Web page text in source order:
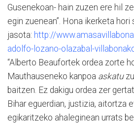
Gusenekoan- hain zuzen ere hil
egin zuenean”. Hona ikerketa hori
jasota: http://
adolfo-lozano-olazabal-
“Alberto Beaufortek ordea zorte
Mauthauseneko kanpoa askatu
baitzen. Ez dakigu ordea zer
Bihar eguerdian, justizia, aitortza
egikaritzeko ahaleginean urrats